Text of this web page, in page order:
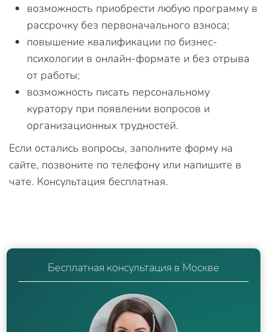
возможность приобрести любую программу в
рассрочку без первоначального взноса;
повышение квалификации по бизнес-
психологии в онлайн-формате и без отрыва
от работы;
возможность писать персональному
куратору при появлении вопросов и
организационных трудностей.
Если остались вопросы, заполните форму на
сайте, позвоните по телефону или напишите в
чате. Консультация бесплатная.
Бесплатная консультация в Москве